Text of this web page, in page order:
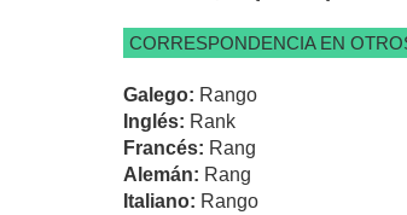
CORRESPONDENCIA EN
Galego: Rango
Inglés: Rank
Francés: Rang
Alemán: Rang
Italiano: Rango